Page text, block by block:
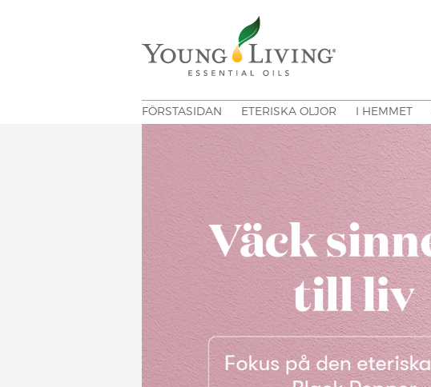
FÖRSTASIDAN ETERISKA OLJOR I HEMMET